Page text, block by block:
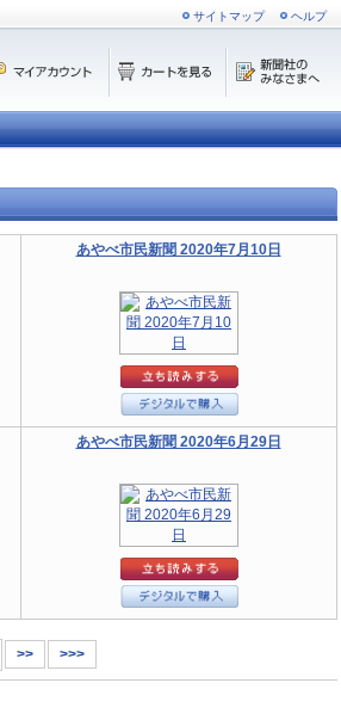
サイトマップ ヘルプ
あやべ市民新聞 2020年7月10日
あやべ市民新聞 2020年6月29日
>> >>>